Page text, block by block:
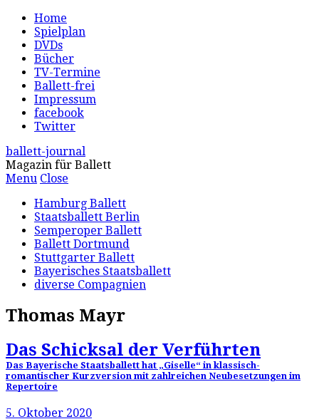
Home
Spielplan
DVDs
Bücher
TV-Termine
Ballett-frei
Impressum
facebook
Twitter
ballett-journal
Magazin für Ballett
Menu Close
Hamburg Ballett
Staatsballett Berlin
Semperoper Ballett
Ballett Dortmund
Stuttgarter Ballett
Bayerisches Staatsballett
diverse Compagnien
Thomas Mayr
Das Schicksal der Verführten
Das Bayerische Staatsballett hat „Giselle“ in klassisch-
romantischer Kurzversion mit zahlreichen Neubesetzungen im
Repertoire
5. Oktober 2020